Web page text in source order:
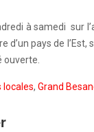
à samedi sur
pays de
ouverte.
locales, Grand